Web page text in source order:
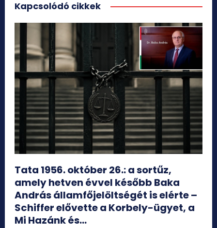
Kapcsolódó cikkek
Tata 1956. október 26.: a sortűz,
amely hetven évvel később Baka
András államfőjelöltségét is elérte –
Schiffer elővette a Korbely-ügyet, a
Mi Hazánk és...